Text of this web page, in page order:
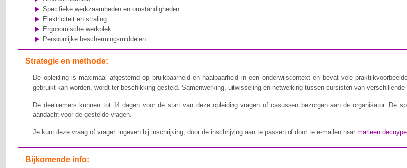
Specifieke werkzaamheden en omstandigheden
Elektriciteit en straling
Ergonomische werkplek
Persoonlijke beschermingsmiddelen
Strategie en methode:
De opleiding is maximaal afgestemd op bruikbaarheid en haalbaarheid in een onderwijscontext en bevat vele
gebruikt kan worden, wordt ter beschikking gesteld. Samenwerking, uitwisseling en netwerking tussen cursisten van
De deelnemers kunnen tot 14 dagen voor de start van deze opleiding vragen of casussen bezorgen aan de organisator. De
aandacht voor de gestelde vragen.
Je kunt deze vraag of vragen ingeven bij inschrijving, door de inschrijving aan te passen of door te e-mailen naar
Bijkomende info: